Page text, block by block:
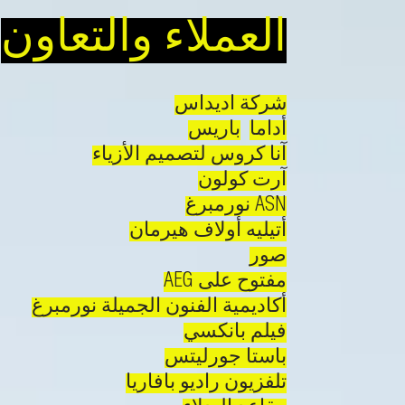
العملاء والتعاون
شركة اديداس
أداما باريس
آنا كروس لتصميم الأزياء
آرت كولون
ASN نورمبرغ
أتيليه أولاف هيرمان
صور
مفتوح على AEG
أكاديمية الفنون الجميلة نورمبرغ
فيلم بانكسي
باستا جورليتس
تلفزيون راديو بافاريا